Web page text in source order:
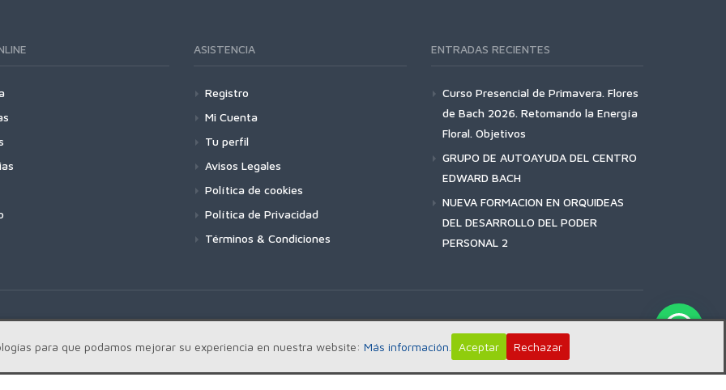
ASISTENCIA
Registro
Mi Cuenta
Tu perfil
Avisos Legales
Política de cookies
Política de Privacidad
Términos & Condiciones
ENTRADAS RECIENTES
Curso Presencial de Primavera. Flores
de Bach 2026. Retomando la Energía
Floral. Objetivos
GRUPO DE AUTOAYUDA DEL CENTRO
EDWARD BACH
NUEVA FORMACION EN ORQUIDEAS
DEL DESARROLLO DEL PODER
PERSONAL 2
para que podamos mejorar su experiencia en nuestra website: Más información. Aceptar Rechazar